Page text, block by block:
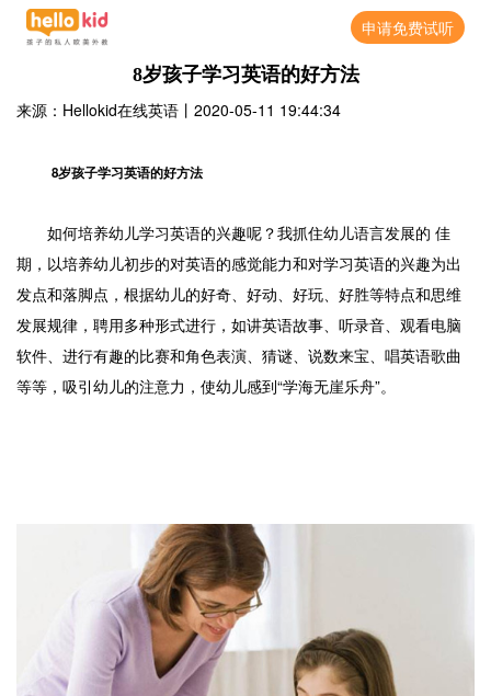
申请免费试听
8岁孩子学习英语的好方法
来源：Hellokid在线英语 丨 2020-05-11 19:44:34
8岁孩子学习英语的好方法
如何培养幼儿学习英语的兴趣呢？我抓住幼儿语言发展的 佳
期，以培养幼儿初步的对英语的感觉能力和对学习英语的兴趣为出
发点和落脚点，根据幼儿的好奇、好动、好玩、好胜等特点和思维
发展规律，聘用多种形式进行，如讲英语故事、听录音、观看电脑
软件、进行有趣的比赛和角色表演、猜谜、说数来宝、唱英语歌曲
等等，吸引幼儿的注意力，使幼儿感到“学海无崖乐舟”。